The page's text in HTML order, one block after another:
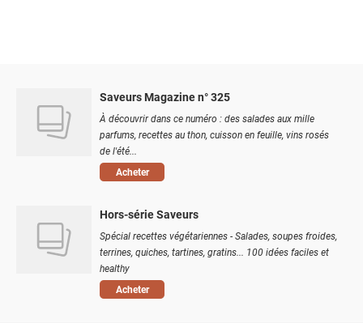
Saveurs Magazine n° 325
À découvrir dans ce numéro : des salades aux mille
parfums, recettes au thon, cuisson en feuille, vins rosés
de l'été...
Acheter
Hors-série Saveurs
Spécial recettes végétariennes - Salades, soupes froides,
terrines, quiches, tartines, gratins... 100 idées faciles et
healthy
Acheter